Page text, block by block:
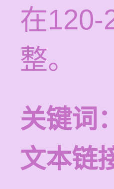
在120-
整。
关键词：
文本链